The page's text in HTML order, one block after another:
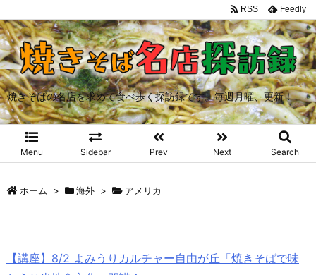
焼きそばの名店を求めて食べ歩く探訪録です。毎週月曜、更新！
Menu Sidebar Prev Next Search
RSS Feedly
ホーム > 海外 > アメリカ
【講座】8/2 よみうりカルチャー自由が丘「焼きそばで味